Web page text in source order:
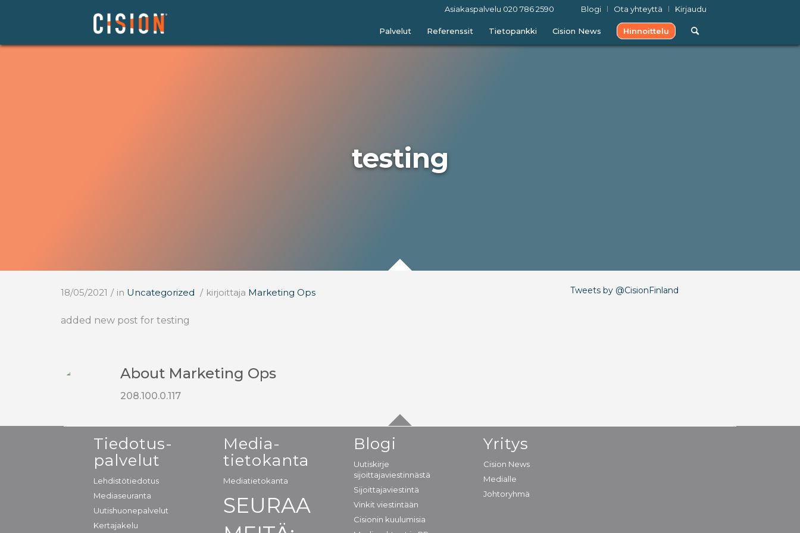
Blogi Ota yhteyttä Kirjaudu
Asiakaspalvelu 020 786 2590
Palvelut Referenssit Tietopankki Cision News Hinnoittelu
testing
18/05/2021 / in Uncategorized / kirjoittaja Marketing Ops
added new post for testing
About Marketing Ops
208.100.0.117
Tweets by @CisionFinland
Tiedotus-
palvelut
Lehdistötiedotus
Mediaseuranta
Uutishuonepalvelut
Kertajakelu
Media-
tietokanta
Mediatietokanta
SEURAA
Blogi
Uutiskirje
sijoittajaviestinnästä
Sijoittajaviestintä
Vinkit viestintään
Cisionin kuulumisia
Yritys
Cision News
Medialle
Johtoryhmä